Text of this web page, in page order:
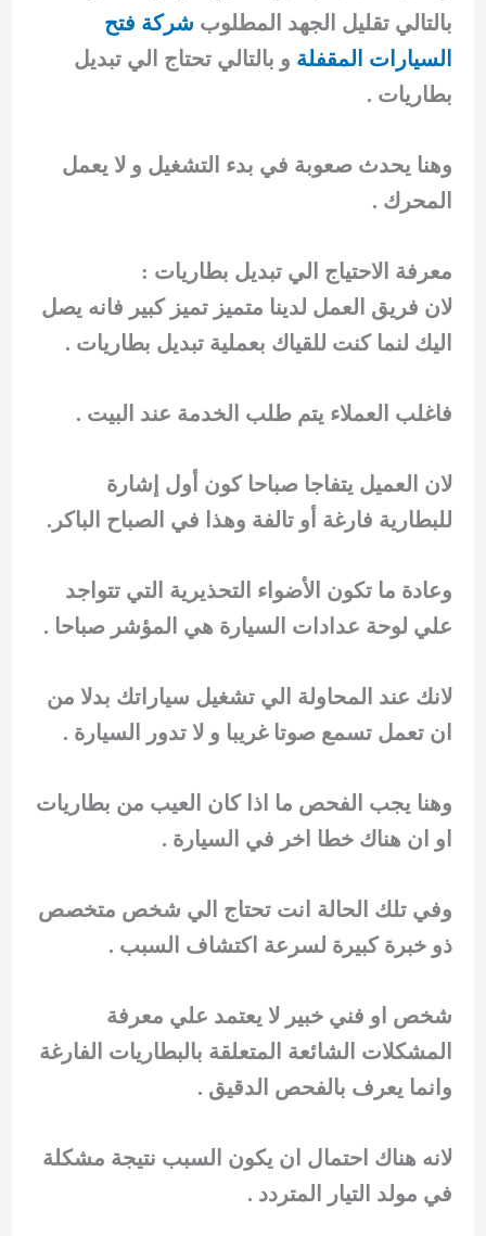
بالتالي تقليل الجهد المطلوب شركة فتح
السيارات المقفلة و بالتالي تحتاج الي تبديل
بطاريات .
وهنا يحدث صعوبة في بدء التشغيل و لا يعمل
المحرك .
معرفة الاحتياج الي تبديل بطاريات :
لان فريق العمل لدينا متميز تميز كبير فانه يصل
اليك لنما كنت للقياك بعملية تبديل بطاريات .
فاغلب العملاء يتم طلب الخدمة عند البيت .
لان العميل يتفاجا صباحا كون أول إشارة
للبطارية فارغة أو تالفة وهذا في الصباح الباكر.
وعادة ما تكون الأضواء التحذيرية التي تتواجد
علي لوحة عدادات السيارة هي المؤشر صباحا .
لانك عند المحاولة الي تشغيل سياراتك بدلا من
ان تعمل تسمع صوتا غريبا و لا تدور السيارة .
وهنا يجب الفحص ما اذا كان العيب من بطاريات
او ان هناك خطا اخر في السيارة .
وفي تلك الحالة انت تحتاج الي شخص متخصص
ذو خبرة كبيرة لسرعة اكتشاف السبب .
شخص او فني خبير لا يعتمد علي معرفة
المشكلات الشائعة المتعلقة بالبطاريات الفارغة
وانما يعرف بالفحص الدقيق .
لانه هناك احتمال ان يكون السبب نتيجة مشكلة
في مولد التيار المتردد .